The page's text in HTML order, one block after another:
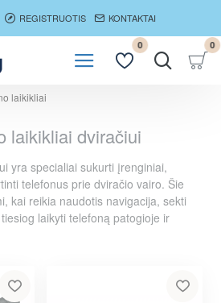
REGISTRUOTIS KONTAKTAI
0 0
laikikliai
laikikliai dviračiui
yra specialiai sukurti įrenginiai,
telefonus prie dviračio vairo. Šie
kai reikia naudotis navigacija, sekti
laikyti telefoną patogioje ir